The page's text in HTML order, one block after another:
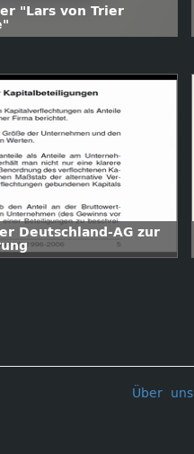
"Lars von Trier
Deutschland-AG zur
Über uns